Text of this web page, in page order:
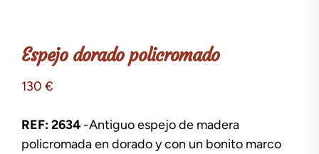
Espejo dorado policromado
130 €
REF: 2634 -Antiguo espejo de madera
policromada en dorado y con un bonito marco